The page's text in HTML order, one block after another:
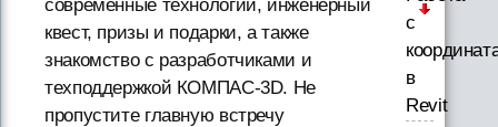
современные технологии, инженерный
квест, призы и подарки, а также
знакомство с разработчиками и
техподдержкой КОМПАС-3D. Не
пропустите главную встречу
с
в
Revit